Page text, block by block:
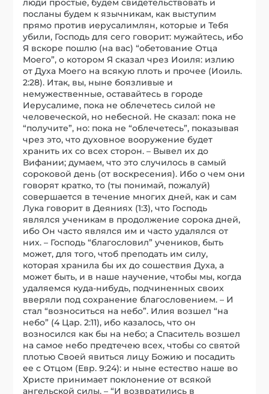
люди простые, будем свидетельствовать и
посланы будем к язычникам, как выступим
прямо против иерусалимлян, которые и Тебя
убили, Господь для сего говорит: мужайтесь, ибо
Я вскоре пошлю (на вас) “обетование Отца
Моего”, о котором Я сказал чрез Иоиля: излию
от Духа Моего на всякую плоть и прочее (Иоиль.
2:28). Итак, вы, ныне боязливые и
немужественные, оставайтесь в городе
Иерусалиме, пока не облечетесь силой не
человеческой, но небесной. Не сказал: пока не
“получите”, но: пока не “облечетесь”, показывая
чрез это, что духовное вооружение будет
хранить их со всех сторон. – Вывел их до
Вифании; думаем, что это случилось в самый
сороковой день (от воскресения). Ибо о чем они
говорят кратко, то (ты понимай, пожалуй)
совершается в течение многих дней, как и сам
Лука говорит в Деяниях (1:3), что Господь
являлся ученикам в продолжение сорока дней,
ибо Он часто являлся им и часто удалялся от
них. – Господь “благословил” учеников, быть
может, для того, чтоб преподать им силу,
которая хранила бы их до сошествия Духа, а
может быть, и в наше научение, чтобы мы, когда
удаляемся куда-нибудь, подчиненных своих
вверяли под сохранение благословением. – И
стал “возноситься на небо”. Илия возшел “на
небо” (4 Цар. 2:11), ибо казалось, что он
возносился как бы на небо; а Спаситель возшел
на самое небо предтечею всех, чтобы со святой
плотью Своей явиться лицу Божию и посадить
ее с Отцом (Евр. 9:24): и ныне естество наше во
Христе принимает поклонение от всякой
ангельской силы. – “И возвратились в